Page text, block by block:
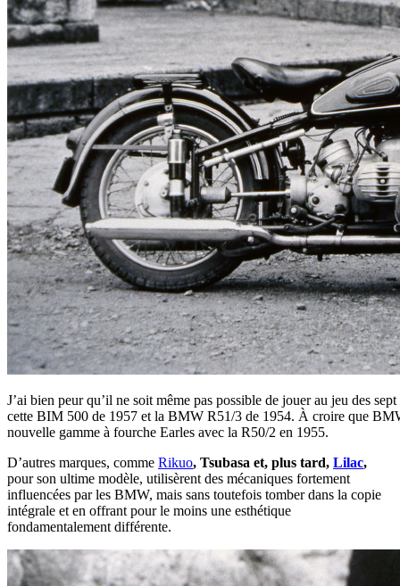
J’ai bien peur qu’il ne soit même pas possible de jouer au jeu des
cette BIM 500 de 1957 et la BMW R51/3 de 1954. À croire que
nouvelle gamme à fourche Earles avec la R50/2 en 1955.
D’autres marques, comme Rikuo, Tsubasa et, plus tard, Lilac,
pour son ultime modèle, utilisèrent des mécaniques fortement
influencées par les BMW, mais sans toutefois tomber dans la copie
intégrale et en offrant pour le moins une esthétique
fondamentalement différente.